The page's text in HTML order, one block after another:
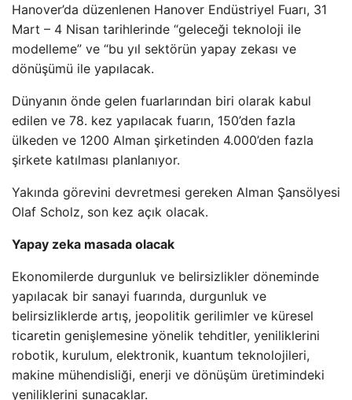
Hanover’da düzenlenen Hanover Endüstriyel Fuarı, 31
Mart – 4 Nisan tarihlerinde “geleceği teknoloji ile
modelleme” ve “bu yıl sektörün yapay zekası ve
dönüşümü ile yapılacak.
Dünyanın önde gelen fuarlarından biri olarak kabul
edilen ve 78. kez yapılacak fuarın, 150’den fazla
ülkeden ve 1200 Alman şirketinden 4.000’den fazla
şirkete katılması planlanıyor.
Yakında görevini devretmesi gereken Alman Şansölyesi
Olaf Scholz, son kez açık olacak.
Yapay zeka masada olacak
Ekonomilerde durgunluk ve belirsizlikler döneminde
yapılacak bir sanayi fuarında, durgunluk ve
belirsizliklerde artış, jeopolitik gerilimler ve küresel
ticaretin genişlemesine yönelik tehditler, yeniliklerini
robotik, kurulum, elektronik, kuantum teknolojileri,
makine mühendisliği, enerji ve dönüşüm üretimindeki
yeniliklerini sunacaklar.